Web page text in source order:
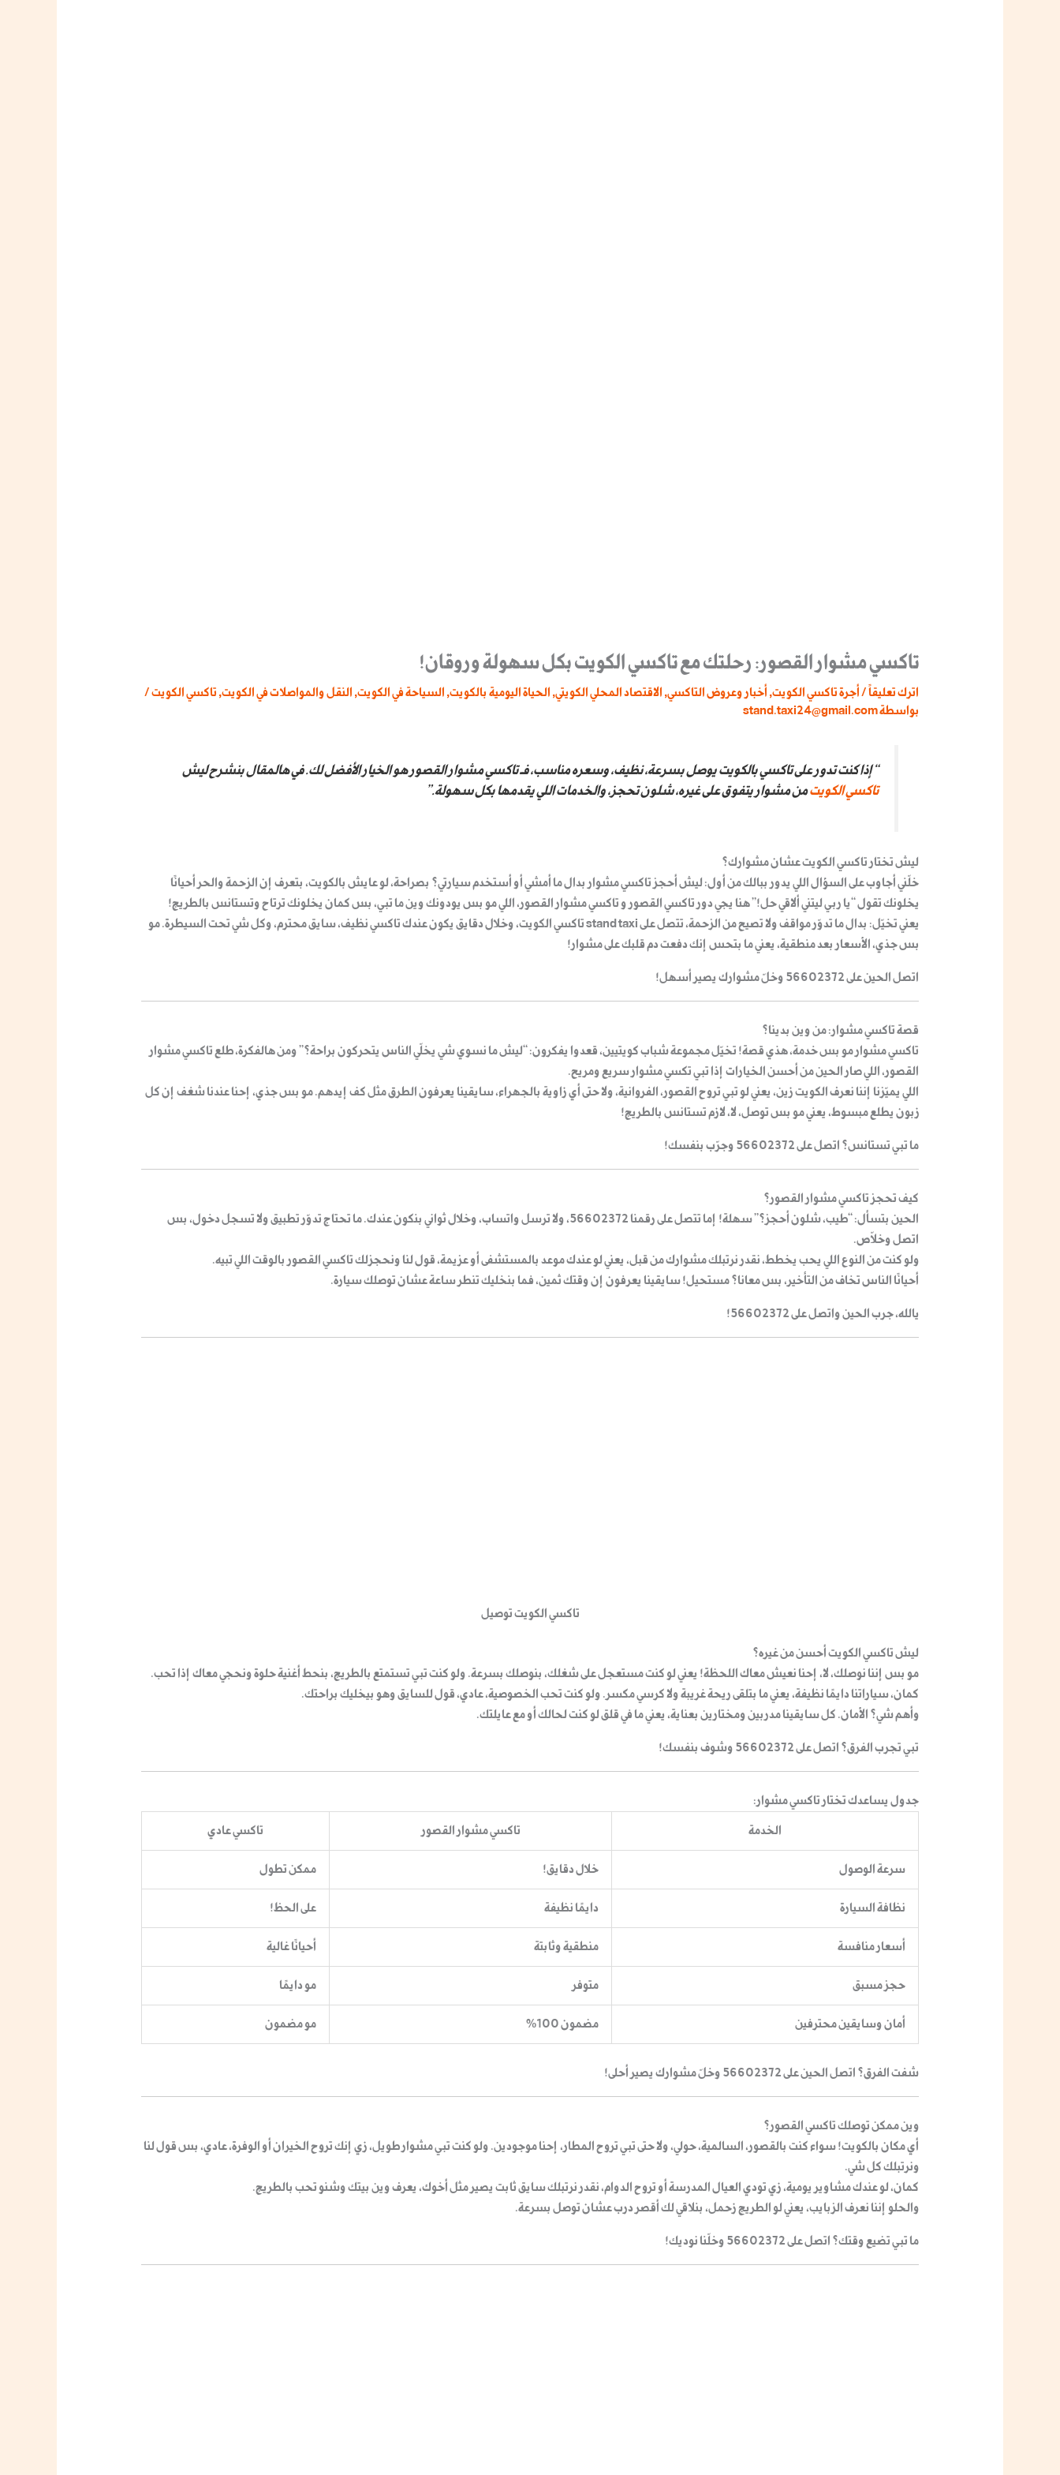
تاكسي مشوار القصور: رحلتك مع تاكسي الكويت بكل سهولة وروقان!
اترك تعليقاً / أجرة تاكسي الكويت, أخبار وعروض التاكسي, الاقتصاد المحلي الكويتي, الحياة اليومية بالكويت, السياحة في الكويت, النقل والمواصلات في الكويت, تاكسي الكويت/
بواسطةstand.taxi24@gmail.com
“إذا كنت تدور على تاكسي بالكويت يوصل بسرعة، نظيف، وسعره مناسب، فـ تاكسي مشوار القصور هو الخيار الأفضل لك. في هالمقال بنشرح ليش
تاكسي الكويتمن مشوار يتفوق على غيره، شلون تحجز، والخدمات اللي يقدمها بكل سهولة.”
ليش تختار تاكسي الكويتعشان مشوارك؟
خلّني أجاوب على السؤال اللي يدور ببالك من أول: ليش أحجز تاكسي مشوار بدال ما أمشي أو أستخدم سيارتي؟ بصراحة، لو عايش بالكويت، بتعرف إن الزحمة والحر أحيانًا
يخلونك تقول “يا ربي ليتني ألاقي حل!” هنا يجي دور تاكسي القصور و تاكسي مشوار القصور، اللي مو بس يودونك وين ما تبي، بس كمان يخلونك ترتاح وتستانس بالطريج!
يعني تخيّل: بدال ما تدوّر مواقف ولا تصيح من الزحمة، تتصل على stand taxi تاكسي الكويت
، وخلال دقايق يكون عندك تاكسي نظيف، سايق محترم، وكل شي تحت السيطرة. مو
بس جذي، الأسعار بعد منطقية، يعني ما بتحس إنك دفعت دم قلبك على مشوار!
اتصل الحين على 56602372 وخلّ مشوارك يصير أسهل!
قصة تاكسي مشوار: من وين بدينا؟
تاكسي مشوار مو بس خدمة، هذي قصة! تخيّل مجموعة شباب كويتيين، قعدوا يفكرون: “ليش ما نسوي شي يخلّي الناس يتحركون براحة؟” ومن هالفكرة، طلع تاكسي مشوار
القصور، اللي صار الحين من أحسن الخيارات إذا تبي تكسي مشوار سريع ومريح.
اللي يميّزنا إننا نعرف الكويت زين، يعني لو تبي تروح القصور، الفروانية، ولا حتى أي زاوية بالجهراء، سايقينا يعرفون الطرق مثل كف إيدهم. مو بس جذي، إحنا عندنا شغف إن كل
زبون يطلع مبسوط، يعني مو بس توصل، لا، لازم تستانس بالطريج!
ما تبي تستانس؟ اتصل على 56602372 وجرّب بنفسك!
كيف تحجز تاكسي مشوار القصور؟
الحين بتسأل: “طيب، شلون أحجز؟” سهلة! إما تتصل على رقمنا 56602372، ولا ترسل واتساب، وخلال ثواني بنكون عندك. ما تحتاج تدوّر تطبيق ولا تسجل دخول، بس
اتصل وخلّاص.
ولو كنت من النوع اللي يحب يخطط، نقدر نرتبلك مشوارك من قبل، يعني لو عندك موعد بالمستشفى أو عزيمة، قول لنا ونحجزلك تاكسي القصور بالوقت اللي تبيه.
أحيانًا الناس تخاف من التأخير، بس معانا؟ مستحيل! سايقينا يعرفون إن وقتك ثمين، فما بنخليك تنطر ساعة عشان توصلك سيارة.
يالله، جرب الحين واتصل على 56602372!
تاكسي الكويت توصيل
ليش تاكسي الكويتأحسن من غيره؟
مو بس إننا نوصلك، لا، إحنا نعيش معاك اللحظة! يعني لو كنت مستعجل على شغلك، بنوصلك بسرعة. ولو كنت تبي تستمتع بالطريج، بنحط أغنية حلوة ونحجي معاك إذا تحب.
كمان، سياراتنا دايمًا نظيفة، يعني ما بتلقى ريحة غريبة ولا كرسي مكسر. ولو كنت تحب الخصوصية، عادي، قول للسايق وهو بيخليك براحتك.
وأهم شي؟ الأمان. كل سايقينا مدربين ومختارين بعناية، يعني ما في قلق لو كنت لحالك أو مع عايلتك.
تبي تجرب الفرق؟ اتصل على 56602372 وشوف بنفسك!
جدول يساعدك تختار تاكسي مشوار:
الخدمة تاكسي مشوار القصور تاكسي عادي
سرعة الوصول خلال دقايق! ممكن تطول
نظافة السيارة دايمًا نظيفة على الحظ!
أسعار منافسة منطقية وثابتة أحيانًا غالية
حجز مسبق متوفر مو دايمًا
أمان وسايقين محترفين مضمون 100% مو مضمون
شفت الفرق؟ اتصل الحين على 56602372 وخلّ مشوارك يصير أحلى!
وين ممكن توصلك تاكسي القصور؟
أي مكان بالكويت! سواء كنت بالقصور، السالمية، حولي، ولا حتى تبي تروح المطار، إحنا موجودين. ولو كنت تبي مشوار طويل، زي إنك تروح الخيران أو الوفرة، عادي، بس قول لنا
ونرتبلك كل شي.
كمان، لو عندك مشاوير يومية، زي تودي العيال المدرسة أو تروح الدوام، نقدر نرتبلك سايق ثابت يصير مثل أخوك، يعرف وين بيتك وشنو تحب بالطريج.
والحلو إننا نعرف الزبايب، يعني لو الطريج زحمل، بنلاقي لك أقصر درب عشان توصل بسرعة.
ما تبي تضيع وقتك؟ اتصل على 56602372 وخلّنا نوديك!